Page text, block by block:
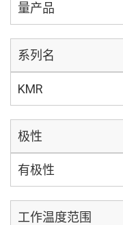
量产品
系列名
KMR
极性
有极性
工作温度范围